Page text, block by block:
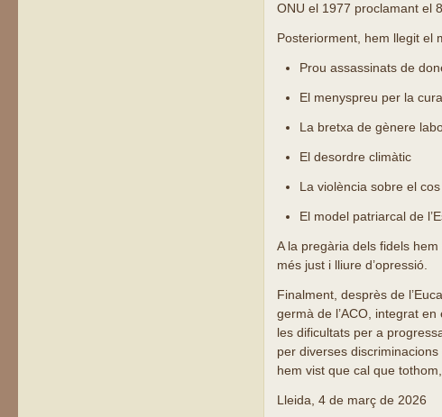
ONU el 1977 proclamant el
Posteriorment, hem llegit el
Prou assassinats de
El menyspreu per la
La bretxa de gènere
El desordre climàtic
La violència sobre el
El model patriarcal de
A la pregària dels fidels
més just i lliure d’opressió.
Finalment, desprès de
germà de l’ACO, integrat
les dificultats per a
per diverses
hem vist que cal que
Lleida, 4 de març de 2026